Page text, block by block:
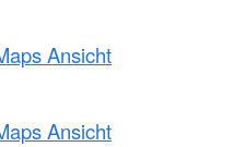
Ansicht
Ansicht